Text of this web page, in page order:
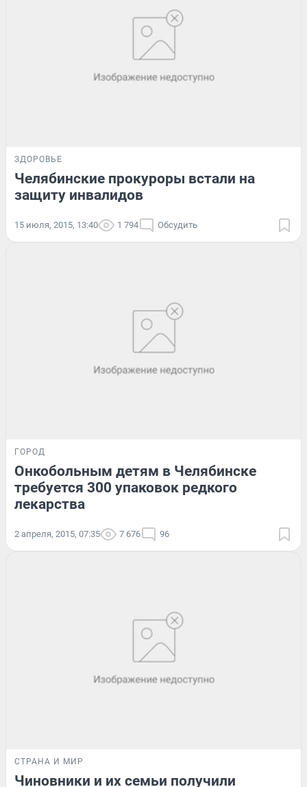
ЗДОРОВЬЕ
Челябинские прокуроры встали на
защиту инвалидов
15 июля, 2015, 13:40 1 794 Обсудить
ГОРОД
Онкобольным детям в Челябинске
требуется 300 упаковок редкого
лекарства
2 апреля, 2015, 07:35 7 676 96
СТРАНА И МИР
Чиновники и их семьи получили